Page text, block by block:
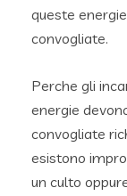
queste
convogliate.
Perche gli
energie
convogliate
esistono
un culto